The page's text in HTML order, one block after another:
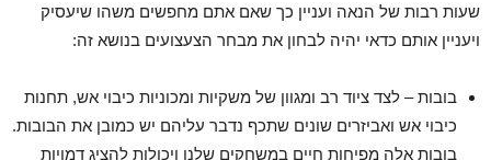
שעות רבות של הנאה ועניין כך שאם אתם מחפשים משהו שיעסיק
ויעניין אותם כדאי יהיה לבחון את מבחר הצעצועים בנושא זה:
בובות – לצד ציוד רב ומגוון של משקיות ומכוניות כיבוי אש, תחנות
כיבוי אש ואביזרים שונים שתכף נדבר עליהם יש כמובן את הבובות.
בובות אלה מפיחות חיים במשחקים שלנו ויכולות להציג דמויות